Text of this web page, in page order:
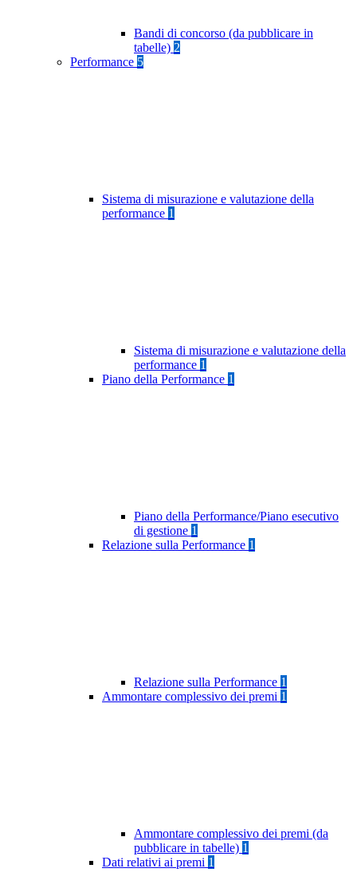
Bandi di concorso (da pubblicare in
tabelle) 2
Performance 5
Sistema di misurazione e valutazione della
performance 1
Sistema di misurazione e valutazione della
performance 1
Piano della Performance 1
Piano della Performance/Piano esecutivo
di gestione 1
Relazione sulla Performance 1
Relazione sulla Performance 1
Ammontare complessivo dei premi 1
Ammontare complessivo dei premi (da
pubblicare in tabelle) 1
Dati relativi ai premi 1